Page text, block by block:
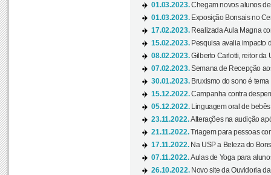
01.03.2023.Chegam novos alunos
01.03.2023. Exposição Bonsais no
17.02.2023. Realizada Aula Magna
15.02.2023. Pesquisa avalia impacto
08.02.2023.Gilberto Carlotti, reitor da
07.02.2023.Semana de Recepção
30.01.2023. Bruxismo do sono é
15.12.2022.Campanha contra
05.12.2022.
Linguagem oral de
23.11.2022.Alterações na audição
21.11.2022.Triagem para pessoas
17.11.2022. Na USP a Beleza do
07.11.2022.Aulas de Yoga para
26.10.2022. Novo site da Ouvidoria